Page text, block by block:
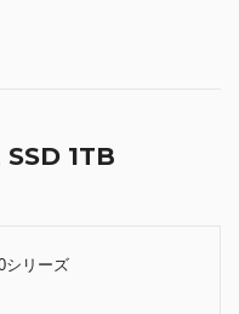
1TB
シリーズ